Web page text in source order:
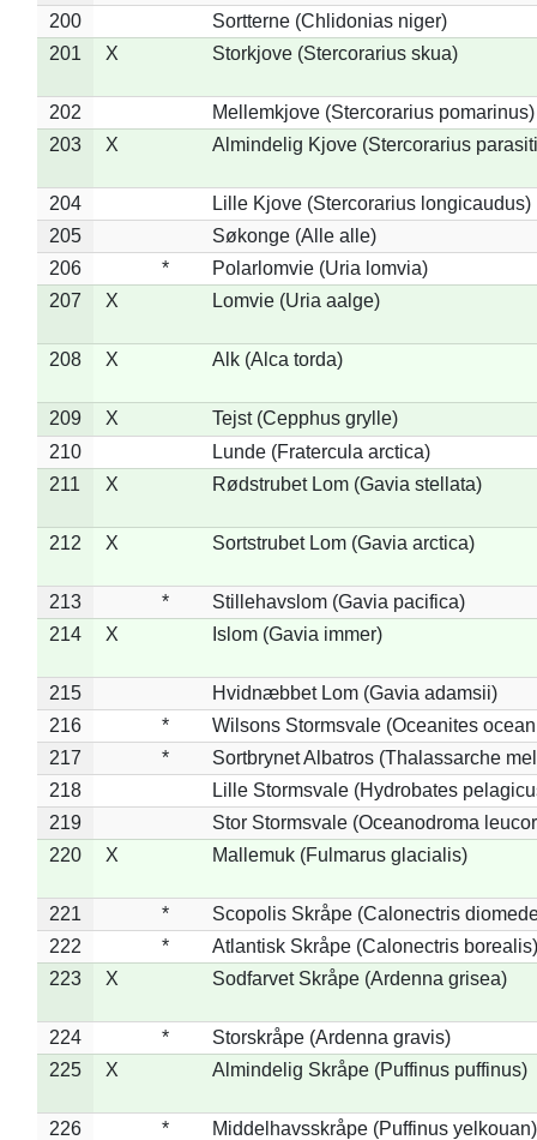
200
Sortterne (Chlidonias niger)
201
X Storkjove (Stercorarius skua)
202
Mellemkjove (Stercorarius pomarinus)
203
X Almindelig Kjove (Stercorarius
204
Lille Kjove (Stercorarius longicaudus)
205
Søkonge (Alle alle)
206
*
Polarlomvie (Uria lomvia)
207
X Lomvie (Uria aalge)
208 X Alk (Alca torda)
209 X
Tejst (Cepphus grylle)
210
Lunde (Fratercula arctica)
211
X Rødstrubet Lom (Gavia stellata)
212 X Sortstrubet Lom (Gavia arctica)
213 *
Stillehavslom (Gavia pacifica)
214
X Islom (Gavia immer)
215
Hvidnæbbet Lom (Gavia adamsii)
216
*
Wilsons Stormsvale (Oceanites
217
*
Sortbrynet Albatros (Thalassarche
218
Lille Stormsvale (Hydrobates
219
Stor Stormsvale (Oceanodroma
220
X Mallemuk (Fulmarus glacialis)
221 *
Scopolis Skråpe (Calonectris
222
*
Atlantisk Skråpe (Calonectris borealis)
223
X Sodfarvet Skråpe (Ardenna grisea)
224 *
Storskråpe (Ardenna gravis)
225
X Almindelig Skråpe (Puffinus puffinus)
226 *
Middelhavsskråpe (Puffinus yelkouan)